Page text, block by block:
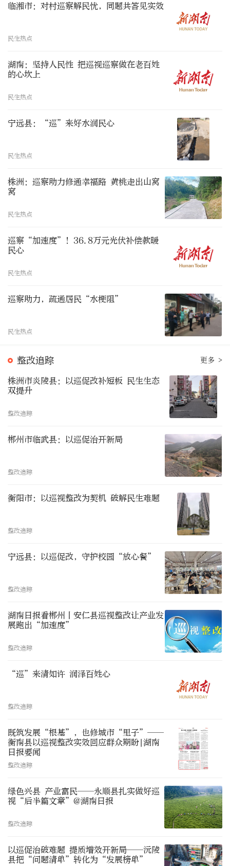
临湘市：对村巡察解民忧，同题共答见实效
民生热点
湖南：坚持人民性 把巡视巡察做在老百姓
的心坎上
民生热点
宁远县：“巡”来好水润民心
民生热点
株洲：巡察助力修通幸福路 黄桃走出山窝
窝
民生热点
巡察“加速度”！36.8万元光伏补偿款暖
民心
民生热点
巡察助力，疏通居民“水梗阻”
民生热点
整改追踪 更多 >
株洲市炎陵县：以巡促改补短板 民生生态
双提升
整改追踪
郴州市临武县：以巡促治开新局
整改追踪
衡阳市：以巡视整改为契机 破解民生难题
整改追踪
宁远县：以巡促改，守护校园“放心餐”
整改追踪
湖南日报看郴州丨安仁县巡视整改让产业发
展跑出“加速度”
整改追踪
“巡”来清如许 润泽百姓心
整改追踪
既筑发展“根基”，也修城市“里子”——
衡南县以巡视整改实效回应群众期盼|湖南
日报要闻
整改追踪
绿色兴县 产业富民——永顺县扎实做好巡
视“后半篇文章”@湖南日报
整改追踪
以巡促治破难题 提质增效开新局——沅陵
县把“问题清单”转化为“发展榜单”